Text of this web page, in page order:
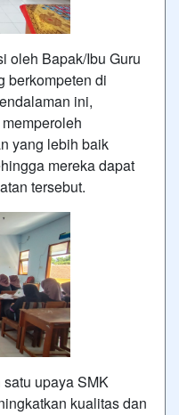
oleh Bapak/Ibu Guru
berkompeten di
ini,
yang lebih baik
mereka dapat
tersebut.
upaya SMK
kualitas dan